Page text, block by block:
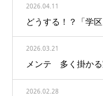
2026.04.11
どうする！？「学
2026.03.21
メンテ 多く掛か
2026.02.28